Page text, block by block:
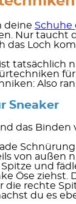
deine Schuhe
Nur
das Loch
tatsächlich
für
Also
Sneaker
das Binden
von außen
und
Öse ziehst.
die rechte
du es